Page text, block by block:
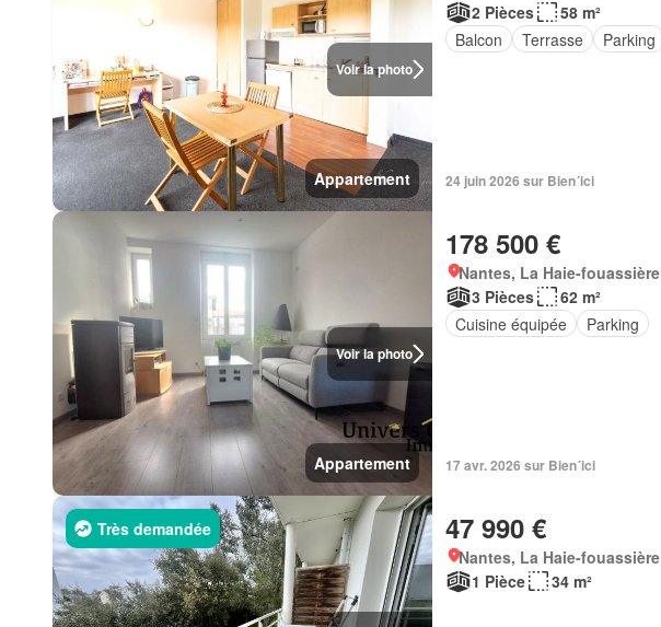
Voir la photo
Appartement
2 Pièces
58 m²
Balcon
Terrasse Parking
24 juin 2026 sur Bien´ici
Voir la photo
Appartement
178 500 €
Nantes, La Haie-fouassière
3 Pièces
62 m²
Cuisine équipée
Parking
17 avr. 2026 sur Bien´ici
Très demandée 47 990 €
Nantes, La Haie-fouassière
1 Pièce
34 m²